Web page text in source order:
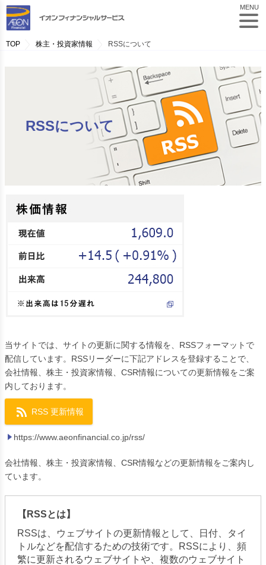
MENU
TOP 株主・投資家情報 RSSについて
RSSについて
当サイトでは、サイトの更新に関する情報を、RSSフォーマットで
配信しています。RSSリーダーに下記アドレスを登録することで、
会社情報、株主・投資家情報、CSR情報についての更新情報をご案
内しております。
RSS 更新情報
https://www.aeonfinancial.co.jp/rss/
会社情報、株主・投資家情報、CSR情報などの更新情報をご案内し
ています。
【RSSとは】
RSSは、ウェブサイトの更新情報として、日付、タイ
トルなどを配信するための技術です。RSSにより、頻
繁に更新されるウェブサイトや、複数のウェブサイト